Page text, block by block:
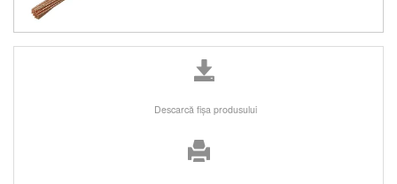
Descarcă fişa produsului